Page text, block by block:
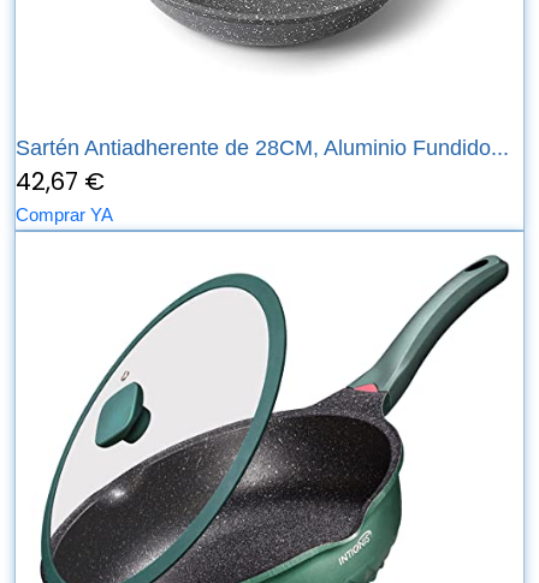
Sartén Antiadherente de 28CM, Aluminio Fundido...
42,67 €
Comprar YA